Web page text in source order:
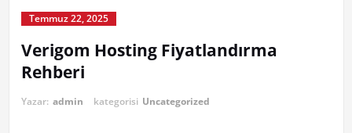
Temmuz 22, 2025
Verigom Hosting Fiyatlandırma
Rehberi
Yazar: admin kategorisi Uncategorized